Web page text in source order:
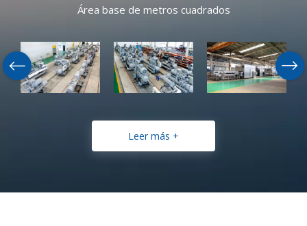
Área base de metros cuadrados
Leer más +